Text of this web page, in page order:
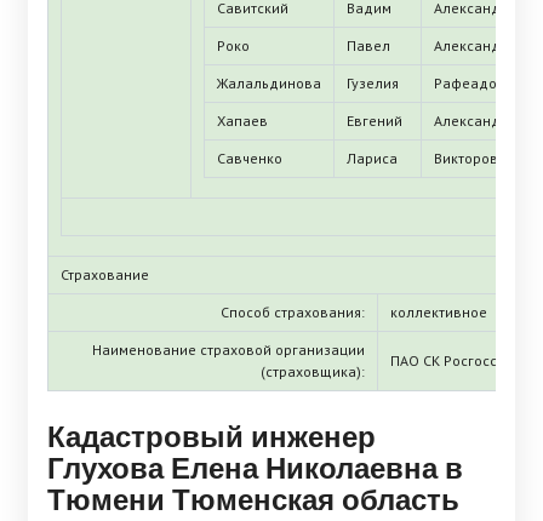
Савитский Вадим Александрович
Роко Павел Александрович
Жалальдинова Гузелия Рафеадовна
Хапаев Евгений Александрович
Савченко Лариса Викторовна
Страхование
Способ страхования: коллективное
Наименование страховой организации
(страховщика):
ПАО СК Росгосстрах
Кадастровый инженер
Глухова Елена Николаевна в
Тюмени Тюменская область